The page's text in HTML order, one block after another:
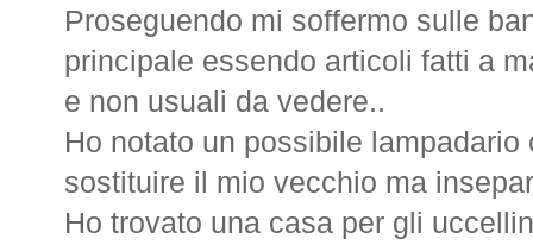
Proseguendo mi soffermo sulle
principale essendo articoli fatti a
e non usuali da vedere..
Ho notato un possibile lampadario
sostituire il mio vecchio ma
Ho trovato una casa per gli